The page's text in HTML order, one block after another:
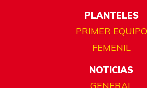
PLANTELES
PRIMER EQUIPO
FEMENIL
NOTICIAS
GENERAL